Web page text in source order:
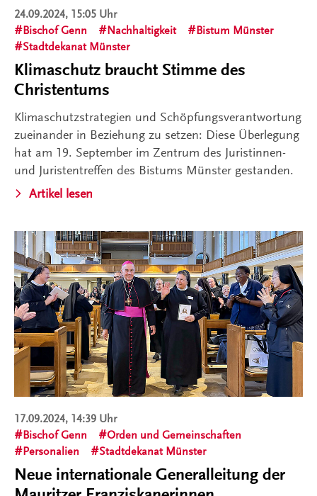
24.09.2024, 15:05 Uhr
Bischof Genn
Nachhaltigkeit
Bistum Münster
Stadtdekanat Münster
Klimaschutz braucht Stimme des
Christentums
Klimaschutzstrategien und Schöpfungsverantwortung
zueinander in Beziehung zu setzen: Diese Überlegung
hat am 19. September im Zentrum des Juristinnen-
und Juristentreffen des Bistums Münster gestanden.
Artikel lesen
17.09.2024, 14:39 Uhr
Bischof Genn
Orden und Gemeinschaften
Personalien
Stadtdekanat Münster
Neue internationale Generalleitung der